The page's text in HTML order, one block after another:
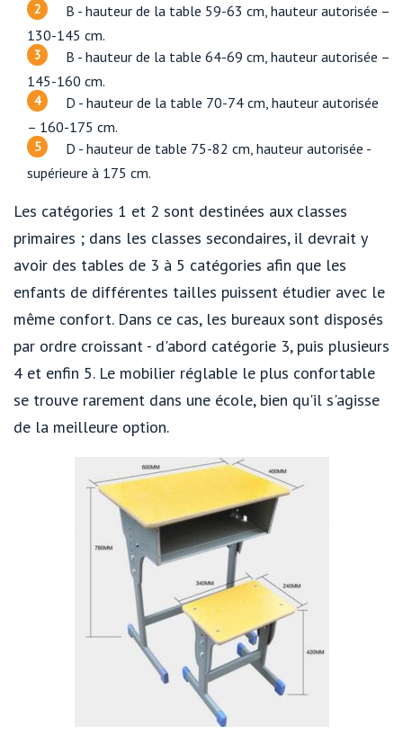
B - hauteur de la table 59-63 cm, hauteur autorisée –
130-145 cm.
B - hauteur de la table 64-69 cm, hauteur autorisée –
145-160 cm.
D - hauteur de la table 70-74 cm, hauteur autorisée
– 160-175 cm.
D - hauteur de table 75-82 cm, hauteur autorisée -
supérieure à 175 cm.
Les catégories 1 et 2 sont destinées aux classes
primaires ; dans les classes secondaires, il devrait y
avoir des tables de 3 à 5 catégories afin que les
enfants de différentes tailles puissent étudier avec le
même confort. Dans ce cas, les bureaux sont disposés
par ordre croissant - d'abord catégorie 3, puis plusieurs
4 et enfin 5. Le mobilier réglable le plus confortable
se trouve rarement dans une école, bien qu'il s'agisse
de la meilleure option.